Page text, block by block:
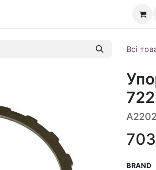
Всі
BRAND